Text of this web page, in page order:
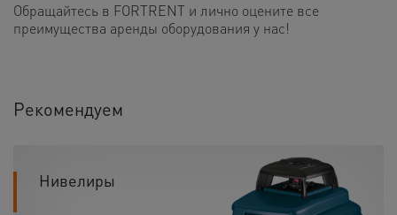
Обращайтесь в FORTRENT и лично оцените все
преимущества аренды оборудования у нас!
Рекомендуем
Нивелиры